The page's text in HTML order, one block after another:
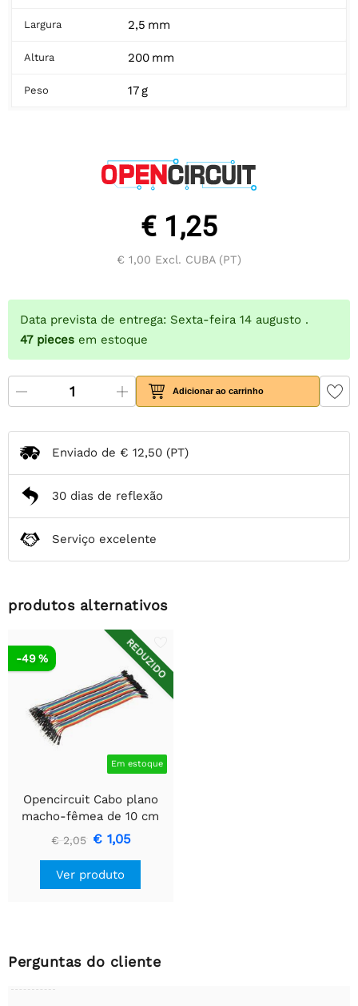
Largura 2,5 mm
Altura 200 mm
Peso 17 g
€ 1,25
€ 1,00 Excl. CUBA (PT)
Data prevista de entrega: Sexta-feira 14 augusto .
47pieces em estoque
Adicionar ao carrinho
Enviado de € 12,50 (PT)
30 dias de reflexão
Serviço excelente
produtos alternativos
REDUZIDO
Em estoque
-49 %
Opencircuit Cabo plano
macho-fêmea de 10 cm
40 peças
€ 2,05 € 1,05
Ver produto
Perguntas do cliente